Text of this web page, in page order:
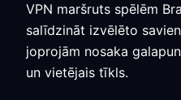
VPN maršruts spēlēm
salīdzināt izvēlēto
joprojām nosaka
un vietējais tīkls.